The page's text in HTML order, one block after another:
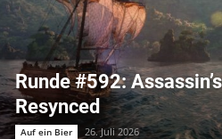
Runde #592:
Resynced
Auf ein Bier 26. Juli 2026